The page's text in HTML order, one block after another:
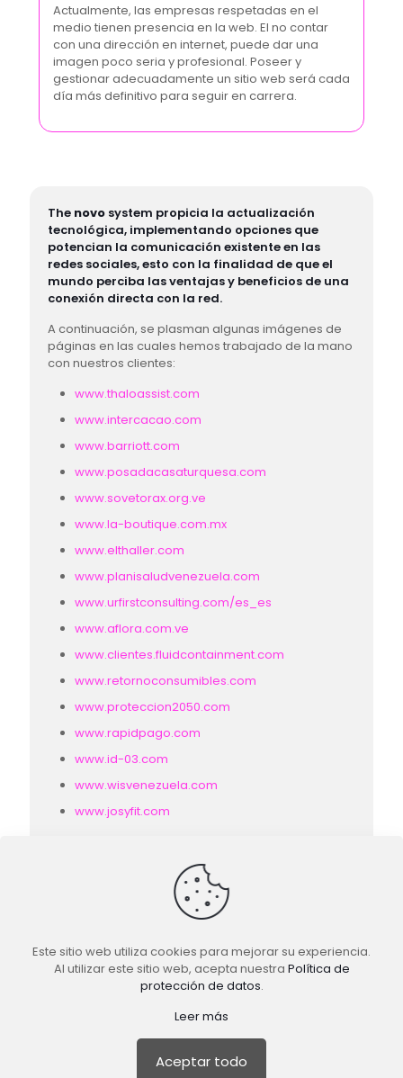
Actualmente, las empresas respetadas en el
medio tienen presencia en la web. El no contar
con una dirección en internet, puede dar una
imagen poco seria y profesional. Poseer y
gestionar adecuadamente un sitio web será cada
día más definitivo para seguir en carrera.
The novo system propicia la actualización
tecnológica, implementando opciones que
potencian la comunicación existente en las
redes sociales, esto con la finalidad de que el
mundo perciba las ventajas y beneficios de una
conexión directa con la red.
A continuación, se plasman algunas imágenes de
páginas en las cuales hemos trabajado de la mano
con nuestros clientes:
www.thaloassist.com
www.intercacao.com
www.barriott.com
www.posadacasaturquesa.com
www.sovetorax.org.ve
www.la-boutique.com.mx
www.elthaller.com
www.planisaludvenezuela.com
www.urfirstconsulting.com/es_es
www.aflora.com.ve
www.clientes.fluidcontainment.com
www.retornoconsumibles.com
www.proteccion2050.com
www.rapidpago.com
www.id-03.com
www.wisvenezuela.com
www.josyfit.com
system. Email:mnovo@thenovosystem.com
Este sitio web utiliza cookies para mejorar su experiencia.
Al utilizar este sitio web, acepta nuestra Política de
protección de datos.
Leer más
Aceptar todo